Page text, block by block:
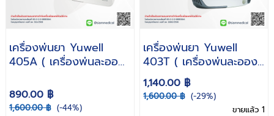
เครื่องพ่นยา Yuwell
405A ( เครื่องพ่นละออง
Compressing
Nebulizer )
890.00 ฿
1,600.00 ฿ (-44%)
เครื่องพ่นยา Yuwell
403T ( เครื่องพ่นละออง
ยา พ่นยาผู้ใหญ่ พ่นยาเด็ก
Air compressing
Neubulizer )
1,140.00 ฿
1,600.00 ฿ (-29%)
ขายแล้ว 1